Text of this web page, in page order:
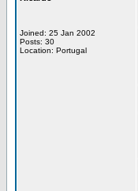
Joined: 25 Jan 2002
Posts: 30
Location: Portugal